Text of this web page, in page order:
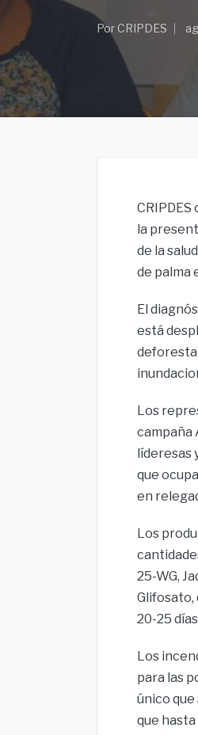
Por CRIPDES
la
de la
de palma
El
está
Los
campaña
líderesas
que
en
Los
25-WG,
Glifosato,
20-25
Los
para las
único que
que